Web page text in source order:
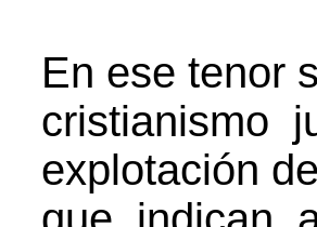
En ese tenor
cristianismo
explotación